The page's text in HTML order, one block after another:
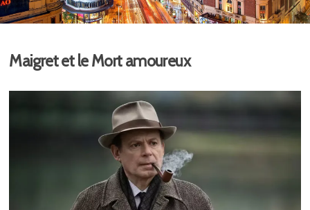
Maigret et le Mort amoureux